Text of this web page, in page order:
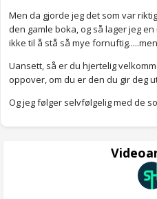
Men da gjorde jeg det som var
den gamle boka, og så lager jeg
ikke til å stå så mye
Uansett, så er du hjertelig
oppover, om du er den du gir deg
Og jeg følger selvfølgelig med de